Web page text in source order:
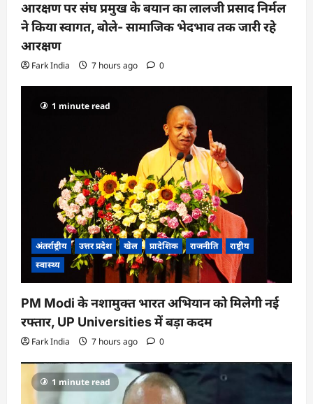
आरक्षण पर संघ प्रमुख के बयान का लालजी प्रसाद निर्मल
ने किया स्वागत, बोले- सामाजिक भेदभाव तक जारी रहे
आरक्षण
Fark India 7 hours ago 0
1 minute read
अंतर्राष्ट्रीय उत्तर प्रदेश खेल प्रादेशिक राजनीति
राष्ट्रीय
स्वास्थ्य
PM Modi के नशामुक्त भारत अभियान को मिलेगी नई
रफ्तार, UP Universities में बड़ा कदम
Fark India 7 hours ago 0
1 minute read